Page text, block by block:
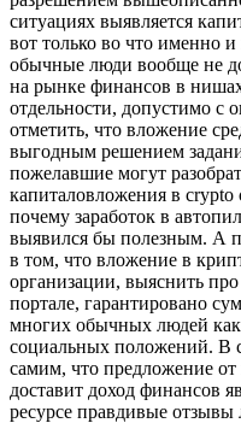
ситуациях выявляется
вот только во что именно
обычные люди вообще не
на рынке финансов в
отдельности, допустимо с
отметить, что вложение
выгодным решением
пожелавшие могут
капиталовложения в
почему заработок в
выявился бы полезным. А
в том, что вложение в
организации, выяснить
портале, гарантировано
многих обычных людей
социальных положений. В
самим, что предложение
доставит доход финансов
ресурсе правдивые отзывы